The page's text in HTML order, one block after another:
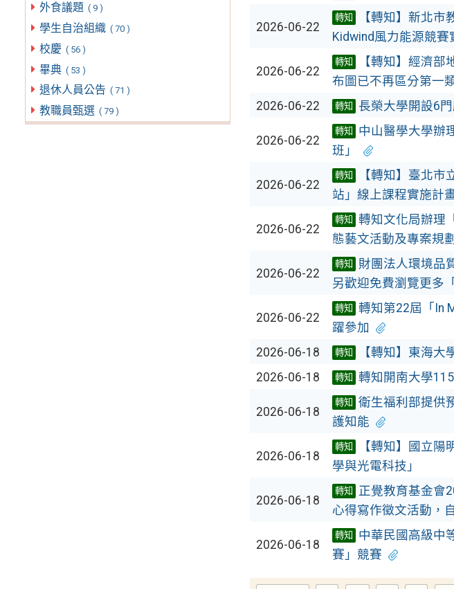
外食議題 ( 9 )
學生自治組織 ( 70 )
校慶 ( 56 )
畢典 ( 53 )
退休人員公告 ( 71 )
教職員甄選 ( 79 )
2026-06-22
轉知
【轉知】新北
Kidwind風力能源競賽
2026-06-22
轉知
【轉知】經濟
布圖已不再區分第一
2026-06-22 轉知 長榮大學開設6
2026-06-22
轉知
中山醫學大學辦
班」
2026-06-22
轉知
【轉知】臺北
站」線上課程實施計
2026-06-22
轉知
轉知文化局辦理
態藝文活動及專案規
2026-06-22
轉知
財團法人環境品
另歡迎免費瀏覽更多
2026-06-22
轉知
轉知第22屆「In
躍參加
2026-06-18 轉知 【轉知】東海大
2026-06-18 轉知 轉知開南大學
2026-06-18
轉知
衛生福利部提供
護知能
2026-06-18
轉知
【轉知】國立
學與光電科技」
2026-06-18
轉知
正覺教育基金會
心得寫作徵文活動，
2026-06-18
轉知
中華民國高級中
賽」競賽